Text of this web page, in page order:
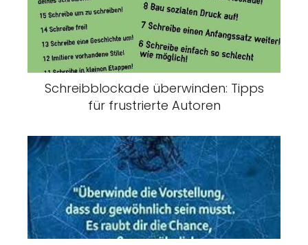
Schreibblockade überwinden: Tipps
für frustrierte Autoren